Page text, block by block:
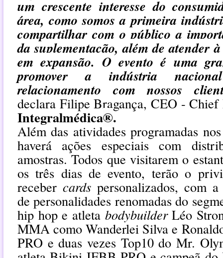
um crescente interesse do
área, como somos a primeira
compartilhar com o público a
da suplementação, além de atender
em expansão. O evento é uma
promover a indústria
relacionamento com nossos
declara Filipe Bragança, CEO - Chief
Integralmédica®.
Além das atividades programadas
haverá ações especiais com
amostras. Todos que visitarem o
os três dias de evento, terão o
receber cards personalizados, com
de personalidades renomadas do
hip hop e atleta bodybuilderLéo
MMA como Wanderlei Silva e
PRO e duas vezes Top10 do Mr.